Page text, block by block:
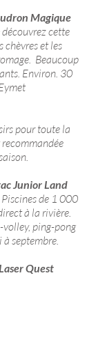
Magique
cette
et les
Beaucoup
Environ. 30
pour toute la
Junior Land
de 1 000
à la rivière.
ping-pong
septembre.
Quest